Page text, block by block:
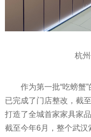
杭
作为第一批“吃螃蟹
已完成了门店整改，截
打造了全城首家家具家
截至今年6月，整个武汉